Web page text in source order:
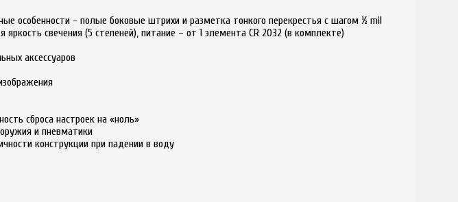
особенности - полые боковые штрихи и разметка тонкого перекрестья с шагом ½ mil
свечения (5 степеней), питание – от 1 элемента CR 2032 (в комплекте)
аксессуаров
сброса настроек на «ноль»
и пневматики
конструкции при падении в воду